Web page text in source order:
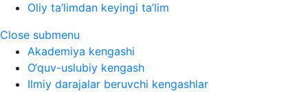
Oliy ta’limdan keyingi ta’lim
Close submenu
Akademiya kengashi
O‘quv-uslubiy kengash
Ilmiy darajalar beruvchi kengashlar